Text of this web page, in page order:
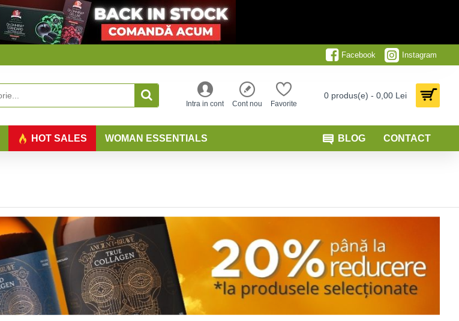
Facebook Instagram
Intra in cont Cont nou Favorite
0 produs(e) - 0,00 Lei
HOT SALES WOMAN ESSENTIALS BLOG CONTACT